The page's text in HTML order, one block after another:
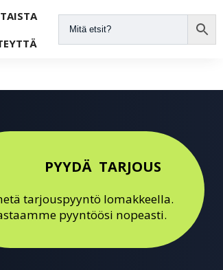
PYYDÄ TARJOUS
tarjouspyyntö lomakkeella.
pyyntöösi nopeasti.